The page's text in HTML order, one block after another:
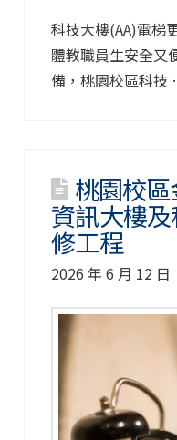
科技大樓(AA)電梯
體教職員生安全又
備，桃園校區科
桃園校區
資訊大樓
修工程
2026 年 6 月 12 日